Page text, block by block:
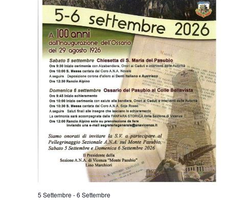
5 Settembre -6 Settembre